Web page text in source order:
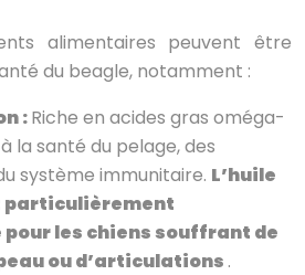
alimentaires peuvent être
du beagle, notamment :
:Riche en acides gras oméga-
la santé du pelage, des
système immunitaire. L’huile
particulièrement
les chiens souffrant de
ou d’articulations .